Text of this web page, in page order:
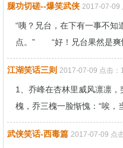
腿功切磋--爆笑武侠 2017-07-09
“咦？兄台，在下有一事不
点。” “好！兄台果然是爽
江湖笑话三则 2017-07-09 点击：
1、乔峰在杏林里威风凛凛
槐，乔三槐一脸惭愧：“唉
武侠笑话-西毒篇 2017-07-09 点